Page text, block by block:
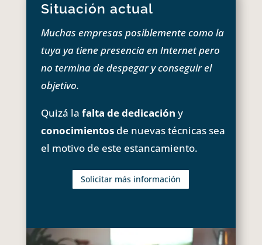
Situación actual
Muchas empresas posiblemente como la
tuya ya tiene presencia en Internet pero
no termina de despegar y conseguir el
objetivo.
Quizá la falta de dedicación y
conocimientosde nuevas técnicas sea
el motivo de este estancamiento.
Solicitar más información